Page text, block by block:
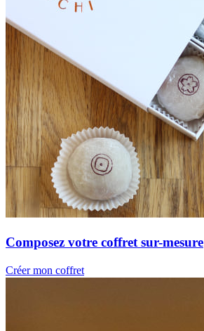
Composez votre coffret sur-mesure
Créer mon coffret